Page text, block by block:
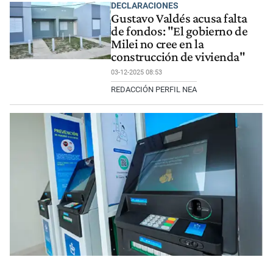
DECLARACIONES
Gustavo Valdés acusa falta
de fondos: "El gobierno de
Milei no cree en la
construcción de vivienda"
03-12-2025 08:53
REDACCIÓN PERFIL NEA